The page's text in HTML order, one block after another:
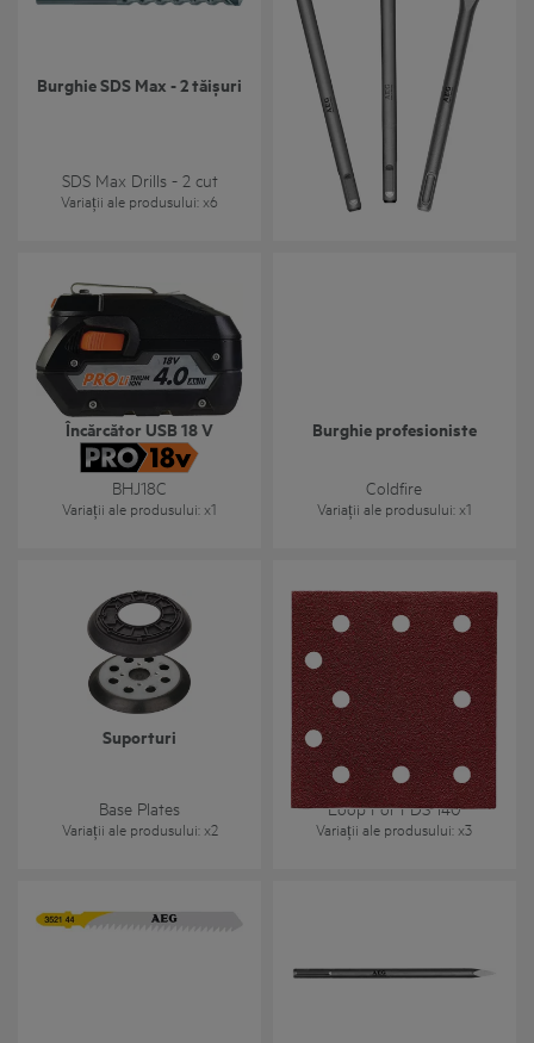
Burghie SDS Max - 2 tăișuri
SDS Max Drills - 2 cut
Variații ale produsului: x6
Burghie SDS-Plus - 2
tăișuri / Seturi a câte 10
bucăți
SDS-Plus Drill Bits - 2 Cut/
10 Piece Power Packs
Variații ale produsului
Încărcător USB 18 V
BHJ18C
Variații ale produsului: x1
Burghie profesioniste
Coldfire
Variații ale produsului: x1
Suporturi
Base Plates
Variații ale produsului: x2
Hârtie abrazivă - Prindere
cu scai pentru Fds 140
Abrasive Paper- Hook &
Loop For FDS 140
Variații ale produsului: x3